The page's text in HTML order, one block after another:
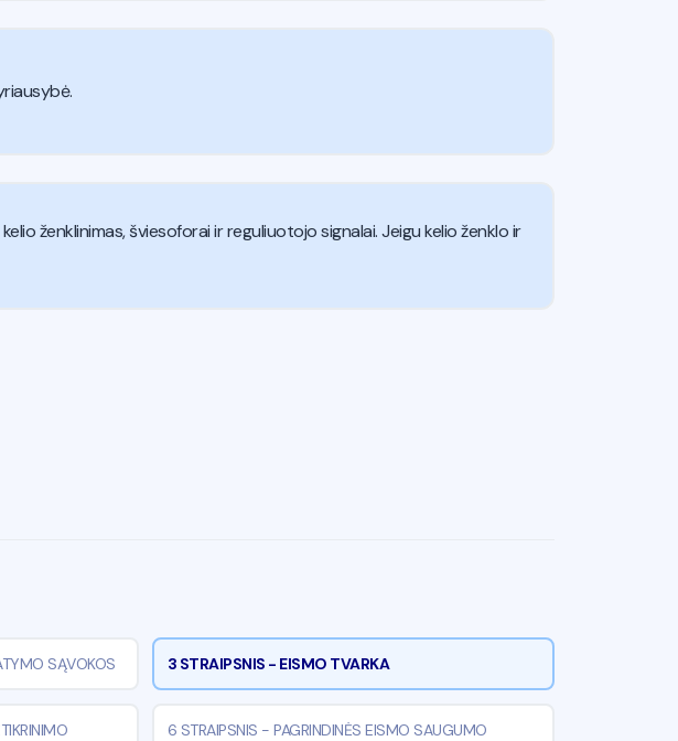
ženklinimas, šviesoforai ir reguliuotojo signalai. Jeigu kelio ženklo ir
SĄVOKOS 3 STRAIPSNIS - EISMO TVARKA
6 STRAIPSNIS -PAGRINDINĖS EISMO SAUGUMO